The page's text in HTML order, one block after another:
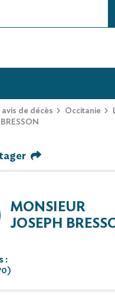
DE JOSEPH
de décès Occitanie
MONSIEUR
JOSEPH
: